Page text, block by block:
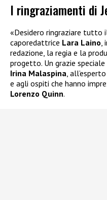
I ringraziamenti di
«Desidero ringraziare tutto
caporedattrice Lara Laino,
redazione, la regia e la
progetto. Un grazie
Irina Malaspina,
e agli ospiti che hanno
Lorenzo Quinn.